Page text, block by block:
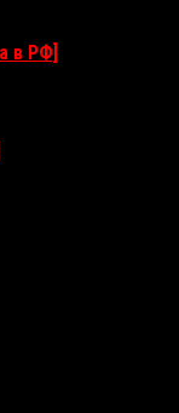
в РФ]